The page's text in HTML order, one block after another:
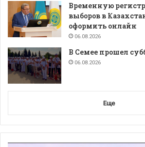
Временную
выборов в
оформить онлайн
06.08.2026
В Семее прошел
06.08.2026
Еще